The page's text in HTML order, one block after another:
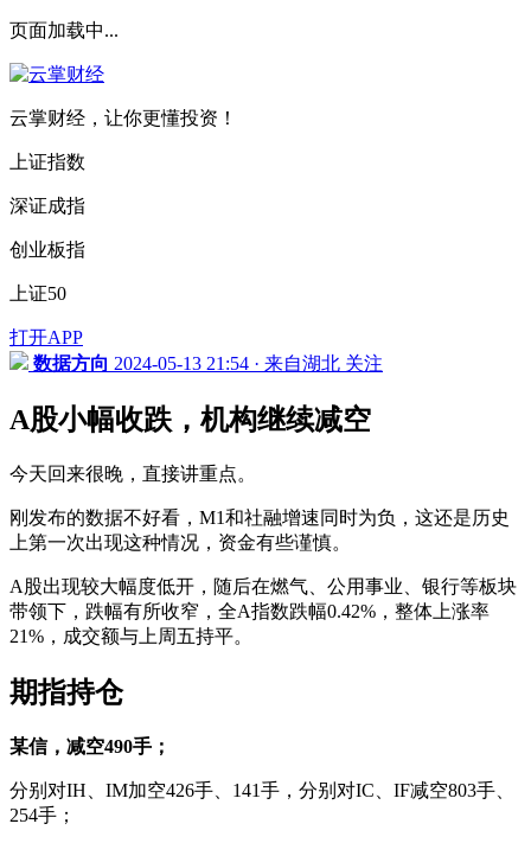
页面加载中...
云掌财经，让你更懂投资！
上证指数
深证成指
创业板指
上证50
打开APP
数据方向 2024-05-13 21:54 · 来自湖北 关注
A股小幅收跌，机构继续减空
今天回来很晚，直接讲重点。
刚发布的数据不好看，M1和社融增速同时为负，这还是历史
上第一次出现这种情况，资金有些谨慎。
A股出现较大幅度低开，随后在燃气、公用事业、银行等板块
带领下，跌幅有所收窄，全A指数跌幅0.42%，整体上涨率
21%，成交额与上周五持平。
期指持仓
某信，减空490手；
分别对IH、IM加空426手、141手，分别对IC、IF减空803手、
254手；